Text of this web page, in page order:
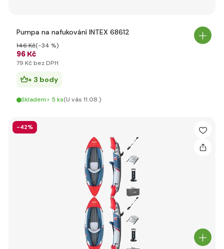
Pumpa na nafukování INTEX 68612
96 Kč
146 Kč(-34 %)
79 Kč bez DPH
+ 3 body
Skladem> 5 ks(U vás 11.08.)
-42%